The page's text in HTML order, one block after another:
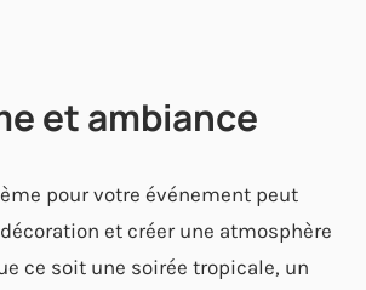
et ambiance
pour votre événement peut
et créer une atmosphère
ce soit une soirée tropicale, un